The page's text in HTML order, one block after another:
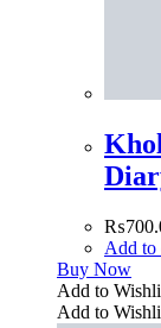
₨
Add to
Buy Now
Add to
Add to